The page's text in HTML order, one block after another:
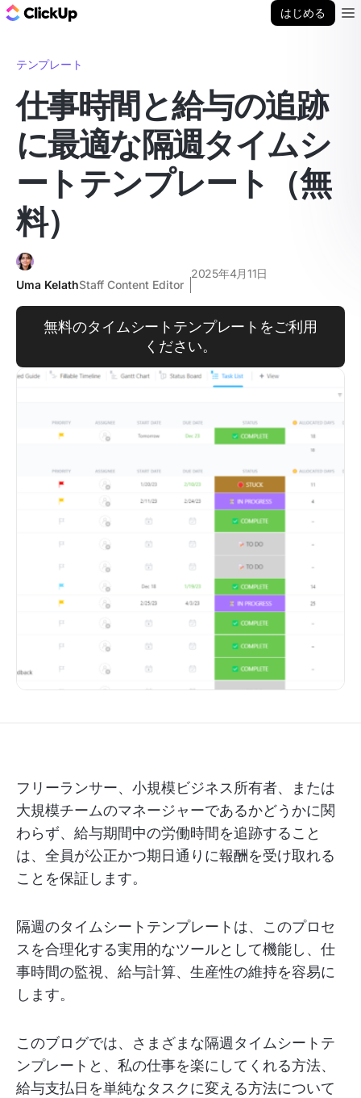
はじめる
テンプレート
仕事時間と給与の追跡
に最適な隔週タイムシ
ートテンプレート（無
料）
Uma KelathStaff Content Editor
2025年4月11日
無料のタイムシートテンプレートをご利用
ください。
フリーランサー、小規模ビジネス所有者、または
大規模チームのマネージャーであるかどうかに関
わらず、給与期間中の労働時間を追跡すること
は、全員が公正かつ期日通りに報酬を受け取れる
ことを保証します。
隔週のタイムシートテンプレートは、このプロセ
スを合理化する実用的なツールとして機能し、仕
事時間の監視、給与計算、生産性の維持を容易に
します。
このブログでは、さまざまな隔週タイムシートテ
ンプレートと、私の仕事を楽にしてくれる方法、
給与支払日を単純なタスクに変える方法について